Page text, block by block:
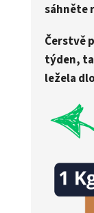
sáhněte
Čerstvě
týden,
ležela